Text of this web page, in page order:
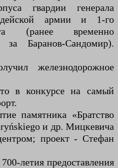
гвардии генерала
армии и 1-го
(ранее временно
Баранов-Сандомир).
железнодорожное
в конкурсе на самый
памятника «Братство
и др. Мицкевича
проект - Стефан
летия предоставления